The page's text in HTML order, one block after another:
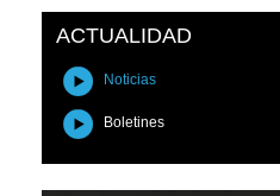
ACTUALIDAD
Noticias
Boletines